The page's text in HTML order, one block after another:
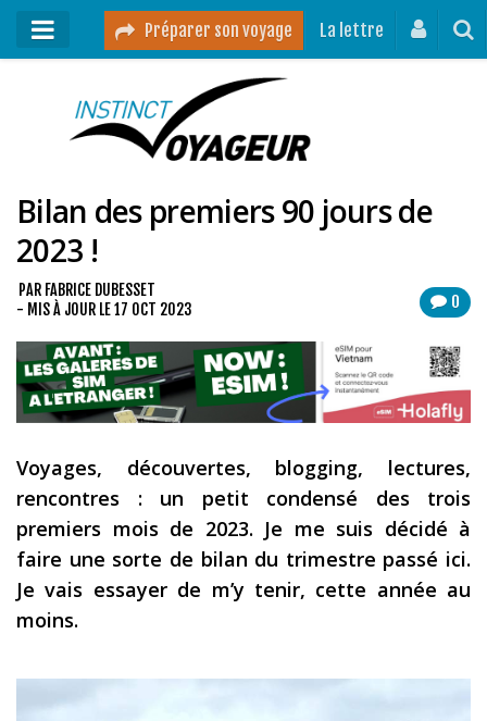
Préparer son voyage La lettre
Mon podcast
Destinations
Mes ressources pour voyager
Guides voyages
Contact
Mon journal de bord sur Instagram
Blog voyage
Les derniers articles
Podcast
Préparer son voyage
LA LETTRE
Bilan des premiers 90 jours de
2023 !
0
PAR FABRICE DUBESSET
- MIS À JOUR LE17 OCT 2023
Voyages, découvertes, blogging, lectures,
rencontres : un petit condensé des trois
premiers mois de 2023. Je me suis décidé à
faire une sorte de bilan du trimestre passé ici.
Je vais essayer de m’y tenir, cette année au
moins.